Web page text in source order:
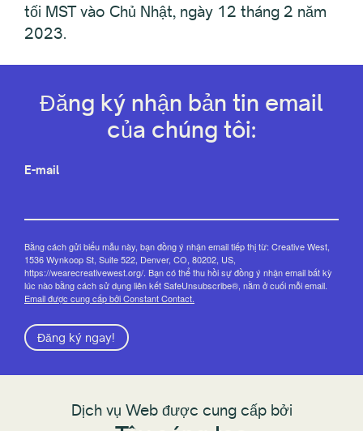
tối MST vào Chủ Nhật, ngày 12 tháng 2 năm
2023.
Đăng ký nhận bản tin email
của chúng tôi:
E-mail
Bằng cách gửi biểu mẫu này, bạn đồng ý nhận email tiếp thị từ: Creative West,
1536 Wynkoop St, Suite 522, Denver, CO, 80202, US,
https://wearecreativewest.org/. Bạn có thể thu hồi sự đồng ý nhận email bất kỳ
lúc nào bằng cách sử dụng liên kết SafeUnsubscribe®, nằm ở cuối mỗi email.
Email được cung cấp bởi Constant Contact.
Đăng ký ngay!
Dịch vụ Web được cung cấp bởi